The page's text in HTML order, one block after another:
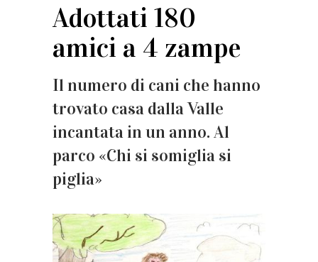
Adottati 180
amici a 4 zampe
Il numero di cani che hanno
trovato casa dalla Valle
incantata in un anno. Al
parco «Chi si somiglia si
piglia»